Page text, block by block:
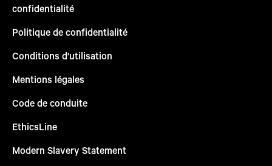
confidentialité
Politique de confidentialité
Conditions d'utilisation
Mentions légales
Code de conduite
EthicsLine
Modern Slavery Statement